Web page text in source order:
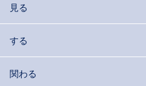
見る
する
関わる